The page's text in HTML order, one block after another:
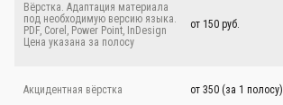
Вёрстка. Адаптация материала
под необходимую версию языка.
PDF, Corel, Power Point, InDesign
Цена указана за полосу
от 150 руб.
Акцидентная вёрстка от 350 (за 1 полосу)